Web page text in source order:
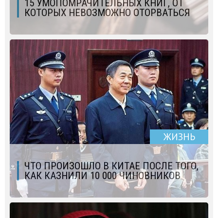
15 УМОПОМРАЧИТЕЛЬНЫХ КНИГ, ОТ
КОТОРЫХ НЕВОЗМОЖНО ОТОРВАТЬСЯ
ЖИЗНЬ
ЧТО ПРОИЗОШЛО В КИТАЕ ПОСЛЕ ТОГО,
КАК КАЗНИЛИ 10 000 ЧИНОВНИКОВ